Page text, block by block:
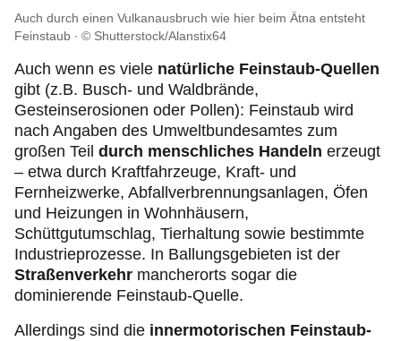
Auch durch einen Vulkanausbruch wie hier beim Ätna entsteht
Feinstaub
© Shutterstock/Alanstix64
Auch wenn es viele natürliche Feinstaub-Quellen
gibt (z.B. Busch- und Waldbrände,
Gesteinserosionen oder Pollen): Feinstaub wird
nach Angaben des Umweltbundesamtes zum
großen Teil durch menschliches Handeln erzeugt
– etwa durch Kraftfahrzeuge, Kraft- und
Fernheizwerke, Abfallverbrennungsanlagen, Öfen
und Heizungen in Wohnhäusern,
Schüttgutumschlag, Tierhaltung sowie bestimmte
Industrieprozesse. In Ballungsgebieten ist der
Straßenverkehr mancherorts sogar die
dominierende Feinstaub-Quelle.
Allerdings sind die innermotorischen Feinstaub-